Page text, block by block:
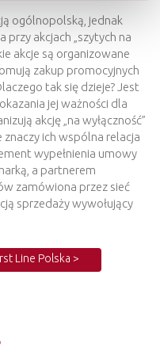
ogólnopolską, jednak
akcjach „szytych na
akcje są organizowane
zakup promocyjnych
tak się dzieje? Jest
jej ważności dla
akcję „na wyłączność”
ich wspólna relacja
wypełnienia umowy
a partnerem
zamówiona przez sieć
sprzedaży wywołujący
Line Polska >